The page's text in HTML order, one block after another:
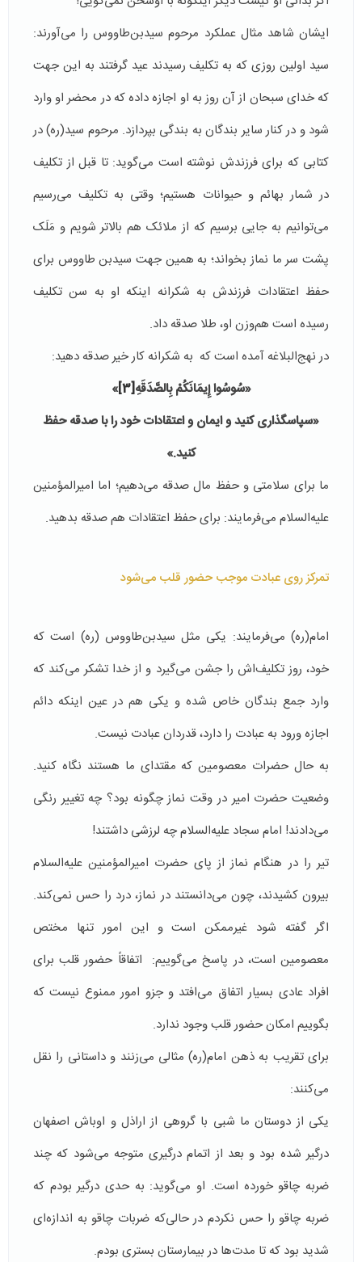
ایشان شاهد مثال عملکرد مرحوم سید‌بن‌طاووس را می‌آورند:
سید اولین روزی که به تکلیف رسیدند عید گرفتند به این جهت
که خدای سبحان از آن روز به او اجازه داده که در محضر او وارد
شود و در کنار سایر بندگان به بندگی بپردازد. مرحوم سید(ره) در
کتابی که برای فرزندش نوشته است می‌گوید: تا قبل از تکلیف
در شمار بهائم و حیوانات هستیم؛ وقتی به تکلیف می‌رسیم
می‌توانیم به جایی برسیم که از ملائک هم بالاتر شویم و مَلَک
پشت سر ما نماز بخواند؛ به همین جهت سیدبن طاووس برای
حفظ اعتقادات فرزندش به شکرانه اینکه او به سن تکلیف
رسیده است هم‌وزن او، طلا صدقه داد.
در نهج‌البلاغه آمده است که به شکرانه کار خیر صدقه دهید:
«سُوسُوا إِیمَانَکُمْ بِالصَّدَقَهِ[3]
»
«سپاسگذاری کنید و ایمان و اعتقادات خود را با صدقه حفظ
کنید.»
ما برای سلامتی و حفظ مال صدقه می‌دهیم؛ اما امیرالمؤمنین
علیه‌السلام می‌فرمایند: برای حفظ اعتقادات هم صدقه بدهید.
تمرکز روی عبادت موجب حضور قلب می‌شود
امام(ره) می‌فرمایند: یکی مثل سید‌بن‌طاووس (ره) است که
خود، روز تکلیف‌اش را جشن می‌گیرد و از خدا تشکر می‌کند که
وارد جمع بندگان خاص شده و یکی هم در عین اینکه دائم
اجازه ورود به عبادت را دارد، قدردان عبادت نیست.
به حال حضرات معصومین که مقتدای ما هستند نگاه کنید.
وضعیت حضرت امیر در وقت نماز چگونه بود؟ چه تغییر رنگی
می‌دادند! امام سجاد علیه‌السلام چه لرزشی داشتند!
تیر را در هنگام نماز از پای حضرت امیرالمؤمنین علیه‌السلام
بیرون کشیدند، چون می‌دانستند در نماز، درد را حس نمی‌کند.
اگر گفته شود غیرممکن است و این امور تنها مختص
معصومین است، در پاسخ می‌گوییم: اتفاقاً حضور قلب برای
افراد عادی بسیار اتفاق می‌افتد و جزو امور ممنوع نیست که
بگوییم امکان حضور قلب وجود ندارد.
برای تقریب به ذهن امام(ره) مثالی می‌زنند و داستانی را نقل
می‌کنند:
یکی از دوستان ما شبی با گروهی از اراذل و اوباش اصفهان
درگیر شده بود و بعد از اتمام درگیری متوجه می‌شود که چند
ضربه چاقو خورده است. او می‌گوید: به حدی درگیر بودم که
ضربه چاقو را حس نکردم در حالی‌که ضربات چاقو به اندازه‌ای
شدید بود که تا مدت‌ها در بیمارستان بستری بودم.